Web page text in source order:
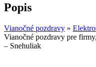
Popis
Vianočné pozdravy »
Vianočné pozdravy pre
– Snehuliak